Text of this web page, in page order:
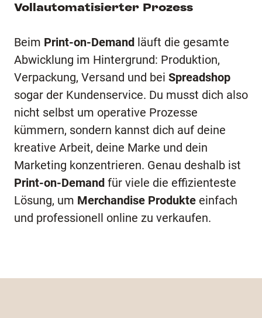
Vollautomatisierter Prozess
Beim Print-on-Demand läuft die gesamte
Abwicklung im Hintergrund: Produktion,
Verpackung, Versand und bei Spreadshop
sogar der Kundenservice. Du musst dich also
nicht selbst um operative Prozesse
kümmern, sondern kannst dich auf deine
kreative Arbeit, deine Marke und dein
Marketing konzentrieren. Genau deshalb ist
Print-on-Demand für viele die effizienteste
Lösung, um Merchandise Produkte einfach
und professionell online zu verkaufen.